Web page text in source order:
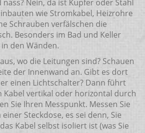
nass? Nein, da ist Kupfer oder Stahl
wie Stromkabel, Heizrohre
Schrauben verfälschen die
Besonders im Bad und Keller
den Wänden.
wo die Leitungen sind? Schauen
der Innenwand an. Gibt es dort
einen Lichtschalter? Dann führt
Kabel vertikal oder horizontal durch
Sie Ihren Messpunkt. Messen Sie
Steckdose, es sei denn, Sie
Kabel selbst isoliert ist (was Sie